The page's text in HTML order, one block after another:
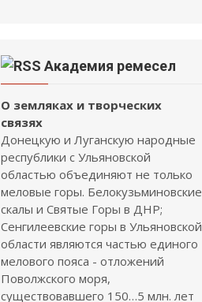
Академия ремесел
О земляках и творческих
связях
Донецкую и Луганскую народные
республики с Ульяновской
областью объединяют не только
меловые горы. Белокузьминовские
скалы и Святые Горы в ДНР;
Сенгилеевские горы в Ульяновской
области являются частью единого
мелового пояса - отложений
Поволжского моря,
существовавшего 150…5 млн. лет